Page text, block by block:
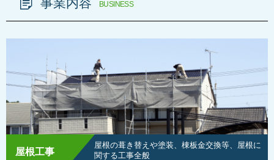
事業内容 BUSINESS
屋根工事
屋根の葺き替えや塗装、棟板金交換等、屋根に
関する工事全般